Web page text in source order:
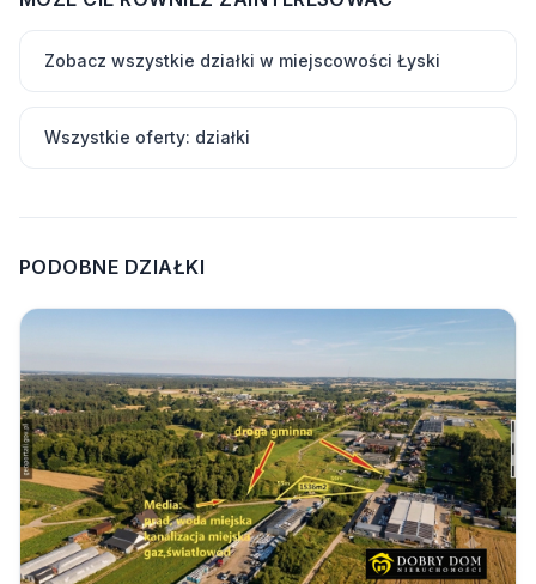
Zobacz wszystkie działki w miejscowości Łyski
Wszystkie oferty: działki
PODOBNE DZIAŁKI